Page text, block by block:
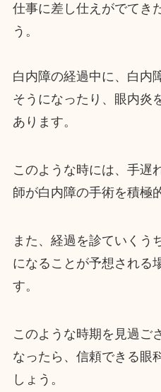
仕事に差し仕えがでてき
う。
白内障の経過中に、白内
そうになったり、眼内炎
あります。
このような時には、手遅
師が白内障の手術を積極
また、経過を診ていくう
になることが予想される
す。
このような時期を見過ご
なったら、信頼できる眼
しょう。